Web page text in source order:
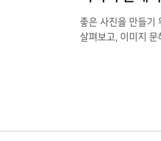
좋은 사진을 만들기
살펴보고, 이미지